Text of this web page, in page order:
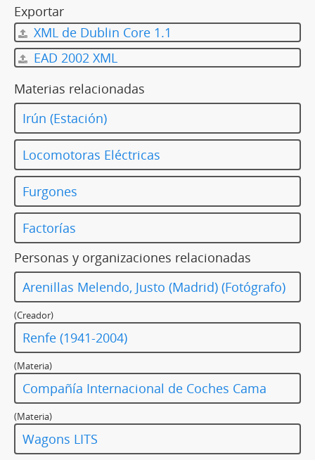
Exportar
XML de Dublin Core 1.1
EAD 2002 XML
Materias relacionadas
Irún (Estación)
Locomotoras Eléctricas
Furgones
Factorías
Personas y organizaciones relacionadas
Arenillas Melendo, Justo (Madrid) (Fotógrafo)
(Creador)
Renfe (1941-2004)
(Materia)
Compañía Internacional de Coches Cama
(Materia)
Wagons LITS